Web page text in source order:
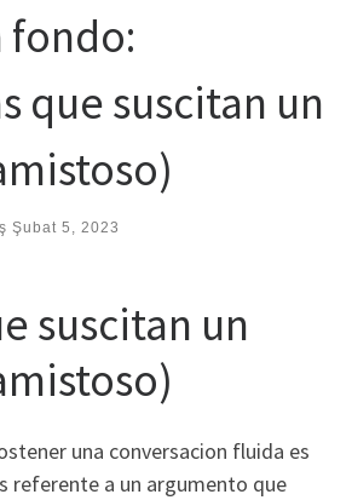
fondo:
que suscitan un
Şubat 5, 2023
suscitan un
una conversacion fluida es
referente a un argumento que